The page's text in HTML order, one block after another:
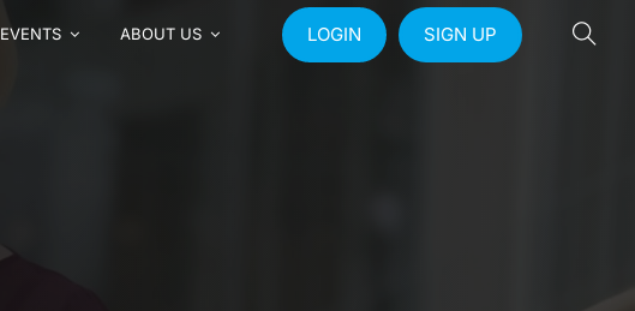
EVENTS ABOUT US LOGIN SIGN UP